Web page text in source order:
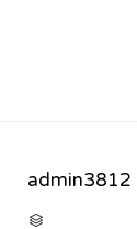
admin3812
